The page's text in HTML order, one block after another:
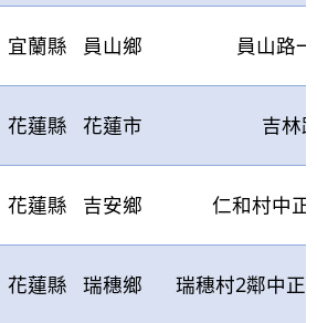
宜蘭縣 員山鄉 員山路
花蓮縣 花蓮市 吉林
花蓮縣 吉安鄉 仁和村中正
花蓮縣 瑞穗鄉 瑞穗村2鄰中正